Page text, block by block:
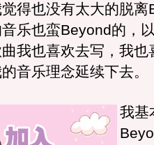
得也没有太大的脱
乐也蛮Beyond的，
我也喜欢去写，我也
音乐理念延续下去。
我基